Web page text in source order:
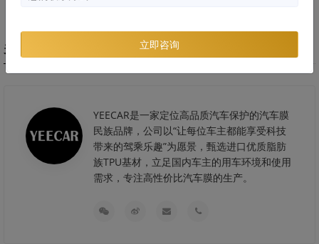
关于艺卡
YEECAR是一家定位高品质汽车保护的汽车膜
民族品牌，公司以“让每位车主都能享受科技
带来的驾乘乐趣”为愿景，甄选进口优质脂肪
族TPU基材，立足国内车主的用车环境和使用
需求，专注高性价比汽车膜的生产。
立即咨询